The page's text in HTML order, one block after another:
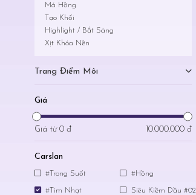
Má Hồng
Tạo Khối
Highlight / Bắt Sáng
Xịt Khóa Nền
Trang Điểm Môi
Giá
Giá từ 0 đ 10.000.000 đ
Carslan
#Trong Suốt #Hồng
#Tím Nhạt Siêu Kiềm Dầu #02